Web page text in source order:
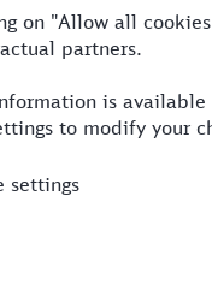
1:11